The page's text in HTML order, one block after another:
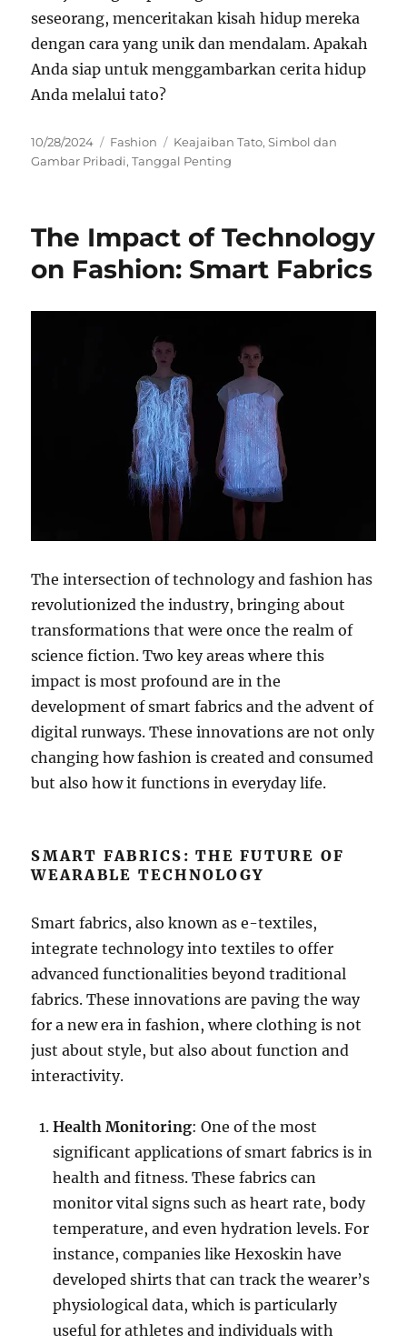
seseorang, menceritakan kisah hidup mereka
dengan cara yang unik dan mendalam. Apakah
Anda siap untuk menggambarkan cerita hidup
Anda melalui tato?
Posted
on
10/28/2024 Categories
Fashion Tags
Keajaiban Tato,Simbol dan
Gambar Pribadi,Tanggal Penting
The Impact of Technology
on Fashion: Smart Fabrics
The intersection of technology and fashion has
revolutionized the industry, bringing about
transformations that were once the realm of
science fiction. Two key areas where this
impact is most profound are in the
development of smart fabrics and the advent of
digital runways. These innovations are not only
changing how fashion is created and consumed
but also how it functions in everyday life.
SMART FABRICS: THE FUTURE OF
WEARABLE TECHNOLOGY
Smart fabrics, also known as e-textiles,
integrate technology into textiles to offer
advanced functionalities beyond traditional
fabrics. These innovations are paving the way
for a new era in fashion, where clothing is not
just about style, but also about function and
interactivity.
Health Monitoring: One of the most
significant applications of smart fabrics is in
health and fitness. These fabrics can
monitor vital signs such as heart rate, body
temperature, and even hydration levels. For
instance, companies like Hexoskin have
developed shirts that can track the wearer’s
physiological data, which is particularly
useful for athletes and individuals with